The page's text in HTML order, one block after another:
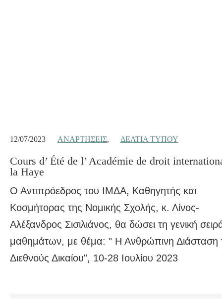
12/07/2023 ΑΝΑΡΤΉΣΕΙΣ, ΔΕΛΤΊΑ ΤΎΠΟΥ
Cours d’ Été de l’ Académie de droit
la Haye
Ο Αντιπρόεδρος του ΙΜΔΑ, Καθηγητής και
Κοσμήτορας της Νομικής Σχολής, κ. Λίνος-
Αλέξανδρος Σισιλιάνος, θα δώσει τη γενική
μαθημάτων, με θέμα: " Η Ανθρώπινη Διάσταση
Διεθνούς Δικαίου", 10-28 Ιουλίου 2023